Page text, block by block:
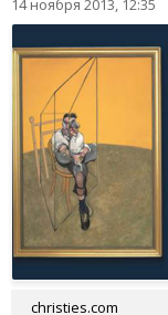
14 ноября 2013, 12:35
christies.com